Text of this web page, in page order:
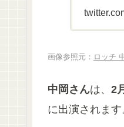
画像参照元： ロッチ
中岡さんは、 2
に出演されます